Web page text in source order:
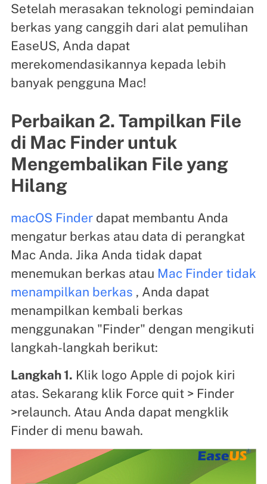
Setelah merasakan teknologi pemindaian
berkas yang canggih dari alat pemulihan
EaseUS, Anda dapat
merekomendasikannya kepada lebih
banyak pengguna Mac!
Perbaikan 2. Tampilkan File
di Mac Finder untuk
Mengembalikan File yang
Hilang
macOS Finderdapat membantu Anda
mengatur berkas atau data di perangkat
Mac Anda. Jika Anda tidak dapat
menemukan berkas atau Mac Finder tidak
menampilkan berkas , Anda dapat
menampilkan kembali berkas
menggunakan "Finder" dengan mengikuti
langkah-langkah berikut:
Langkah 1. Klik logo Apple di pojok kiri
atas. Sekarang klik Force quit > Finder
>relaunch. Atau Anda dapat mengklik
Finder di menu bawah.